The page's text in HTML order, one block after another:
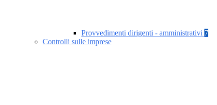
Provvedimenti dirigenti - amministrativi 7
Controlli sulle imprese